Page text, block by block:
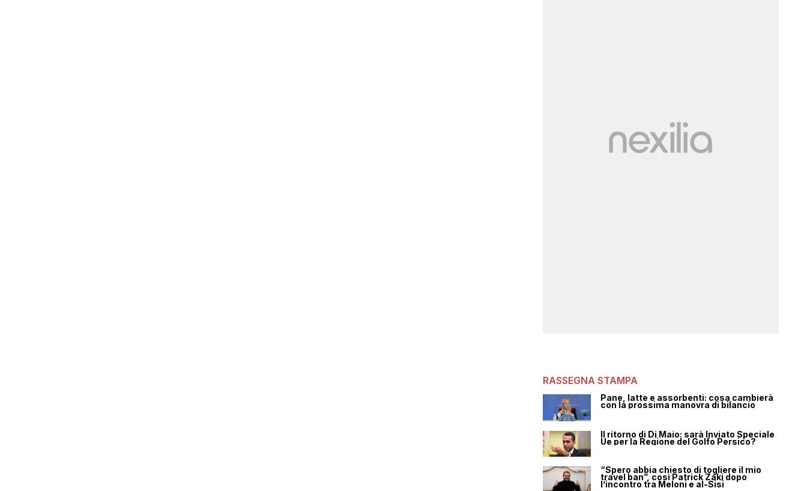
RASSEGNA STAMPA
Pane, latte e assorbenti: cosa cambierà
con la prossima manovra di bilancio
Il ritorno di Di Maio: sarà Inviato Speciale
Ue per la Regione del Golfo Persico?
“Spero abbia chiesto di togliere il mio
travel ban”, così Patrick Zaki dopo
l’incontro tra Meloni e al-Sisi